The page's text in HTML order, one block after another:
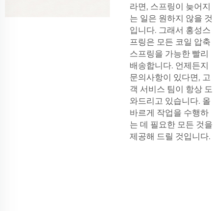
라면, 스프링이 늦어지
는 일은 원하지 않을 것
입니다. 그래서 홍성스
프링은 모든 코일 압축
스프링을 가능한 빨리
배송합니다. 언제든지
문의사항이 있다면, 고
객 서비스 팀이 항상 도
와드리고 있습니다. 올
바르게 작업을 수행하
는 데 필요한 모든 것을
제공해 드릴 것입니다.